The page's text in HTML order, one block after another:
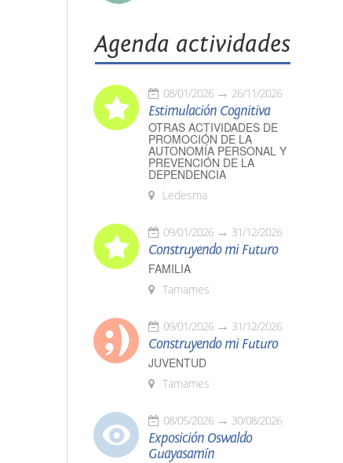
Agenda actividades
08/01/2026 26/11/2026
Estimulación Cognitiva
OTRAS ACTIVIDADES DE
PROMOCIÓN DE LA
AUTONOMÍA PERSONAL Y
PREVENCIÓN DE LA
DEPENDENCIA
Ledesma
09/01/2026 31/12/2026
Construyendo mi Futuro
FAMILIA
Tamames
09/01/2026 31/12/2026
Construyendo mi Futuro
JUVENTUD
Tamames
08/05/2026 30/08/2026
Exposición Oswaldo
Guayasamín